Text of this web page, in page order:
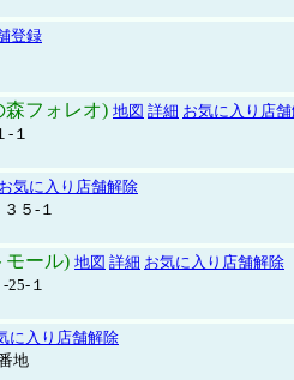
登録
森フォレオ) 地図 詳細 お気に入り店
-１
お気に入り店舗解除
５-１
モール) 地図 詳細 お気に入り店舗解除
25-１
に入り店舗解除
地